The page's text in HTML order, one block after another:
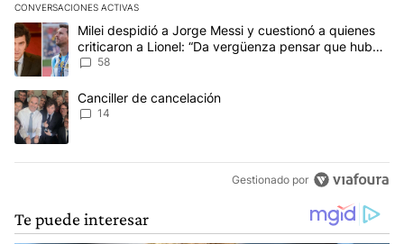
CONVERSACIONES ACTIVAS
Este listado muestra los artículos con más comentarios en los
Un artículo de tendencia con el título "Milei despidió a Jorge
Milei despidió a Jorge Messi y cuestionó a quienes
criticaron a Lionel: “Da vergüenza pensar que hubo
anti-Messi”
58
Un artículo de tendencia con el título "Canciller de cancelación"
Canciller de cancelación
14
Gestionado por